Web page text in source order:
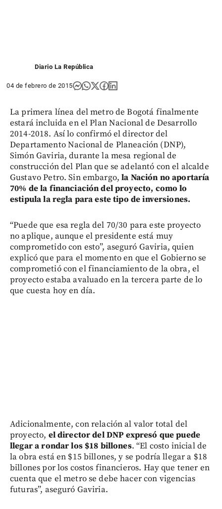
Diario La República
04 de febrero de 2015
La primera línea del metro de Bogotá finalmente
estará incluida en el Plan Nacional de Desarrollo
2014-2018. Así lo confirmó el director del
Departamento Nacional de Planeación (DNP),
Simón Gaviria, durante la mesa regional de
construcción del Plan que se adelantó con el alcalde
Gustavo Petro. Sin embargo, la Nación no aportaría
70% de la financiación del proyecto, como lo
estipula la regla para este tipo de inversiones.
“Puede que esa regla del 70/30 para este proyecto
no aplique, aunque el presidente está muy
comprometido con esto”, aseguró Gaviria, quien
explicó que para el momento en que el Gobierno se
comprometió con el financiamiento de la obra, el
proyecto estaba avaluado en la tercera parte de lo
que cuesta hoy en día.
Adicionalmente, con relación al valor total del
proyecto, el director del DNP expresó que puede
llegar a rondar los $18 billones. “El costo inicial de
la obra está en $15 billones, y se podría llegar a $18
billones por los costos financieros. Hay que tener en
cuenta que el metro se debe hacer con vigencias
futuras”, aseguró Gaviria.